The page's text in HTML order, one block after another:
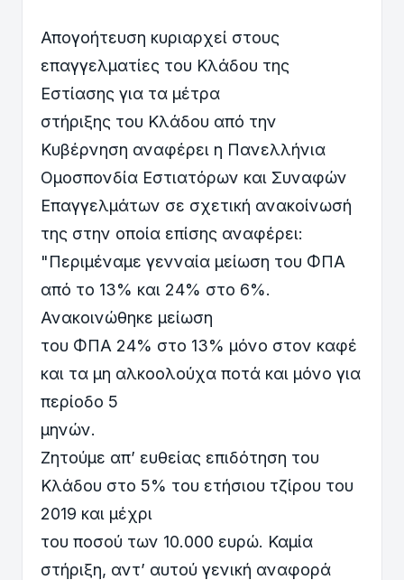
Απογοήτευση κυριαρχεί στους
επαγγελματίες του Κλάδου της
Εστίασης για τα μέτρα
στήριξης του Κλάδου από την
Κυβέρνηση αναφέρει η Πανελλήνια
Ομοσπονδία Εστιατόρων και Συναφών
Επαγγελμάτων σε σχετική ανακοίνωσή
της στην οποία επίσης αναφέρει:
"Περιμέναμε γενναία μείωση του ΦΠΑ
από το 13% και 24% στο 6%.
Ανακοινώθηκε μείωση
του ΦΠΑ 24% στο 13% μόνο στον καφέ
και τα μη αλκοολούχα ποτά και μόνο για
περίοδο 5
μηνών.
Ζητούμε απ’ ευθείας επιδότηση του
Κλάδου στο 5% του ετήσιου τζίρου του
2019 και μέχρι
του ποσού των 10.000 ευρώ. Καμία
στήριξη, αντ’ αυτού γενική αναφορά